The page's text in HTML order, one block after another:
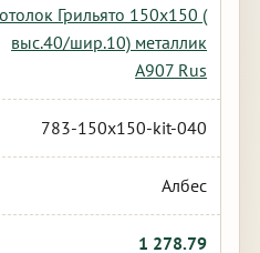
Грильято 150х150 (
выс.40/шир.10) металлик
А907 Rus
783-150x150-kit-040
Албес
1 278.79